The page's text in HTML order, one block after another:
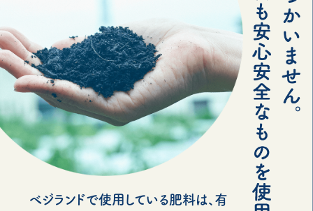
べジランドで使用している肥料は、有